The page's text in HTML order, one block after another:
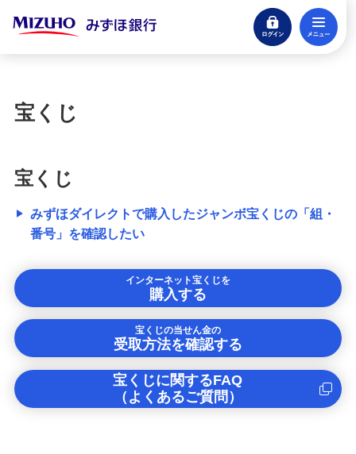
ログイン
閉じる
お客さまサポート
困ったときは・よくあるご質問
みずほダイレクト
ATM
お手続き
みずほマイレージクラブ
その他商品・サービス
宝くじ
宝くじ
みずほダイレクトで購入したジャンボ宝くじの「組・
番号」を確認したい
インターネット宝くじを
購入する
宝くじの当せん金の
受取方法を確認する
宝くじに関するFAQ
（よくあるご質問）